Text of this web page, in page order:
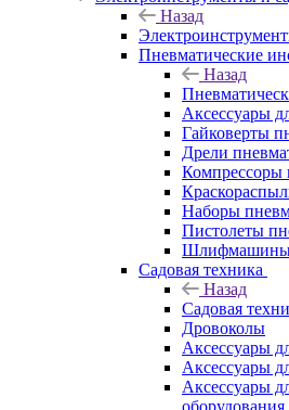
Назад
Пневматические
Назад
Аксессуары
Гайковерты
Дрели
Компрессоры
Наборы
Пистолеты
Шлифмашины
Садовая техника
Назад
Садовая
Дровоколы
Аксессуары
Аксессуары
Аксессуары
оборудования